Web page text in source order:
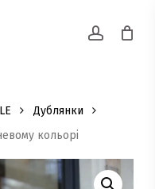
account
Дублянки
кольорі